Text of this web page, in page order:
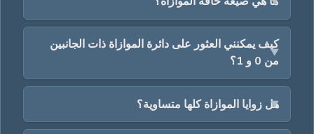
كيف يمكنني العثور على دائرة الموازاة ذات الجانبين
من 0 و 1؟
هل زوايا الموازاة كلها متساوية؟